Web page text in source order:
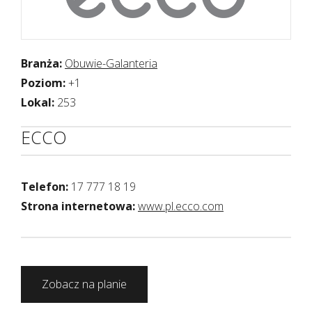
Branża: Obuwie-Galanteria
Poziom:+1
Lokal: 253
ECCO
Telefon: 17 777 18 19
Strona internetowa:www.pl.ecco.com
Zobacz na planie